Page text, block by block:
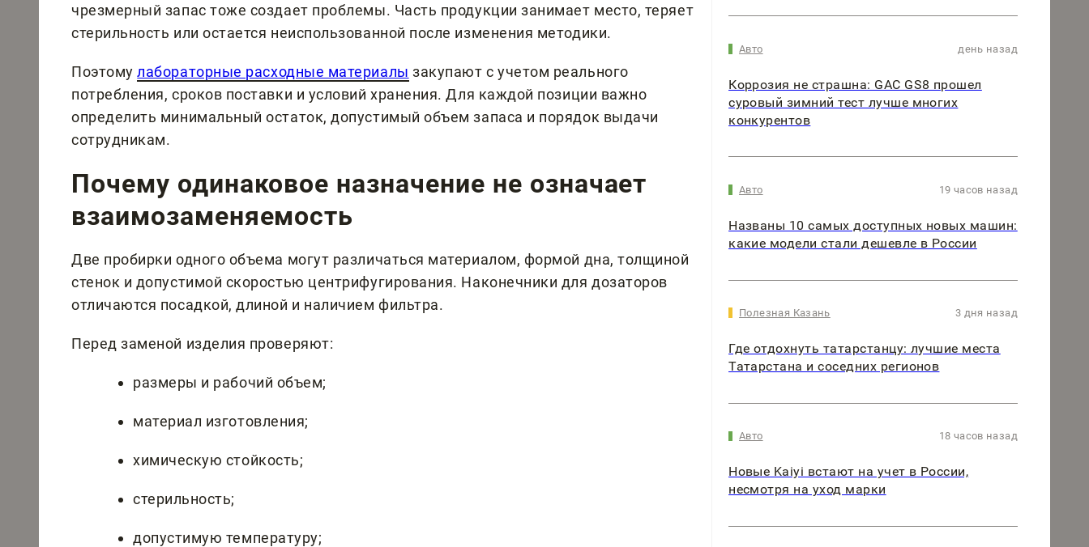
чрезмерный запас тоже создает проблемы. Часть продукции занимает место, теряет
стерильность или остается неиспользованной после изменения методики.
Поэтомулабораторные расходные материалы закупают с учетом реального
потребления, сроков поставки и условий хранения. Для каждой позиции важно
определить минимальный остаток, допустимый объем запаса и порядок выдачи
сотрудникам.
Почему одинаковое назначение не означает
взаимозаменяемость
Две пробирки одного объема могут различаться материалом, формой дна, толщиной
стенок и допустимой скоростью центрифугирования. Наконечники для дозаторов
отличаются посадкой, длиной и наличием фильтра.
Перед заменой изделия проверяют:
размеры и рабочий объем;
материал изготовления;
химическую стойкость;
стерильность;
допустимую температуру;
Авто день назад
Коррозия не страшна: GAC GS8 прошел
суровый зимний тест лучше многих
конкурентов
Авто 19 часов назад
Названы 10 самых доступных новых машин:
какие модели стали дешевле в России
Полезная Казань 3 дня назад
Где отдохнуть татарстанцу: лучшие места
Татарстана и соседних регионов
Авто 18 часов назад
Новые Kaiyi встают на учет в России,
несмотря на уход марки